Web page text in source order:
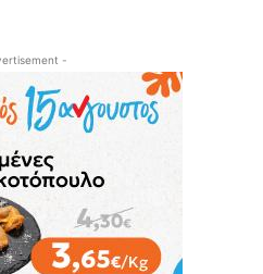
-